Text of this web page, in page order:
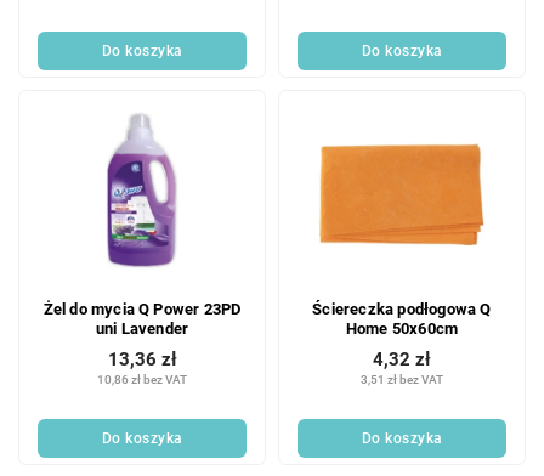
Do koszyka Do koszyka
Żel do mycia Q Power 23PD
uni Lavender
10,86 zł bez VAT
13,36 zł
Do koszyka
Ściereczka podłogowa Q
Home 50x60cm
3,51 zł bez VAT
4,32 zł
Do koszyka